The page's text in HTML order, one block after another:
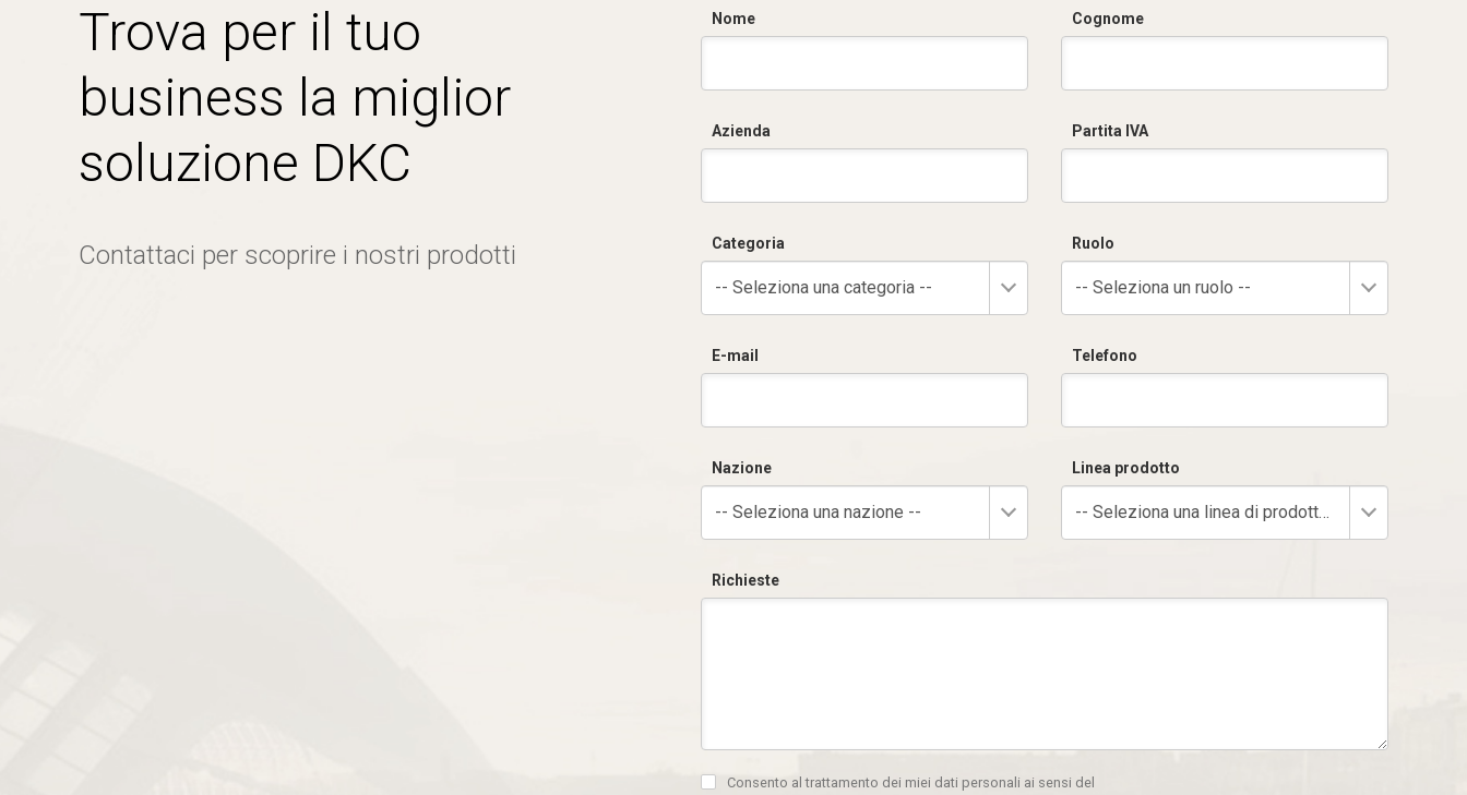
Trova per il tuo
business la miglior
soluzione DKC
Contattaci per scoprire i nostri prodotti
Nome Cognome
Azienda Partita IVA
Categoria
-- Seleziona una categoria --
Ruolo
-- Seleziona un ruolo --
E-mail Telefono
Nazione
-- Seleziona una nazione --
Linea prodotto
-- Seleziona una linea di prodotto --
Richieste
Consento al trattamento dei miei dati personali ai sensi del